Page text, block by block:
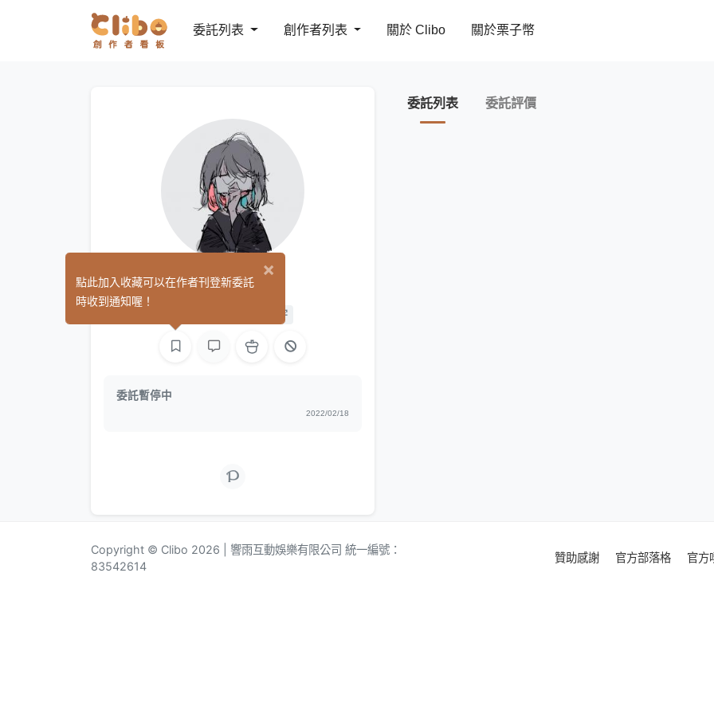
委託列表 創作者列表 關於 Clibo 關於栗子幣
豈言 (0)
文字
委託暫停中
2022/02/18
委託列表 委託評價
Copyright © Clibo 2026 | 響雨互動娛樂有限公司 統一編號：
83542614
贊助感謝 官方部落格 官方
×
點此加入收藏可以在作者刊登新委託
時收到通知喔！